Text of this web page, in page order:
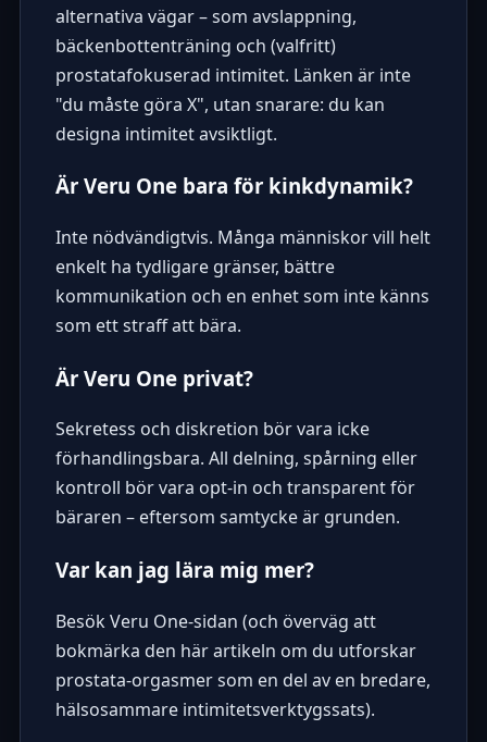
alternativa vägar – som avslappning,
bäckenbottenträning och (valfritt)
prostatafokuserad intimitet. Länken är inte
"du måste göra X", utan snarare: du kan
designa intimitet avsiktligt.
Är Veru One bara för kinkdynamik?
Inte nödvändigtvis. Många människor vill helt
enkelt ha tydligare gränser, bättre
kommunikation och en enhet som inte känns
som ett straff att bära.
Är Veru One privat?
Sekretess och diskretion bör vara icke
förhandlingsbara. All delning, spårning eller
kontroll bör vara opt-in och transparent för
bäraren – eftersom samtycke är grunden.
Var kan jag lära mig mer?
Besök Veru One-sidan (och överväg att
bokmärka den här artikeln om du utforskar
prostata-orgasmer som en del av en bredare,
hälsosammare intimitetsverktygssats).